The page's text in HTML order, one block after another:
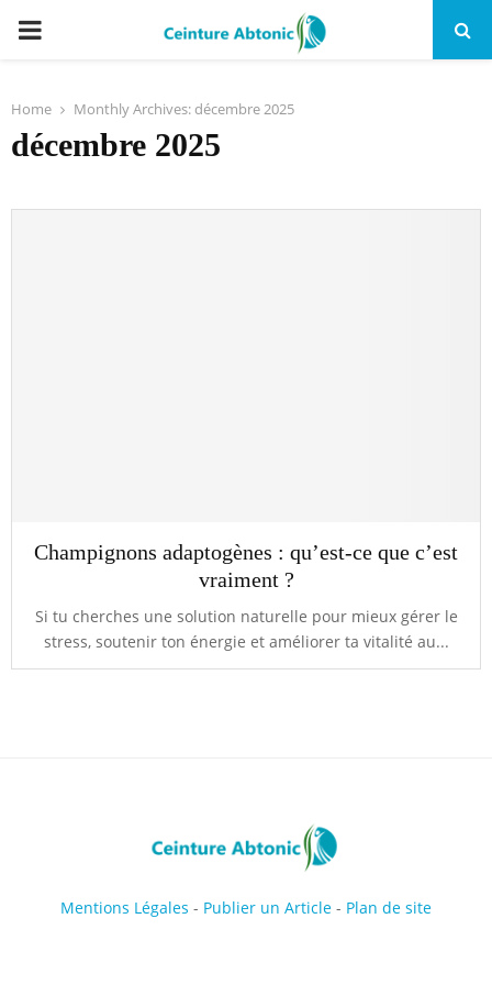
PRIMARY
Home Monthly Archives: décembre 2025
décembre 2025
Champignons adaptogènes : qu’est-ce que c’est
vraiment ?
Si tu cherches une solution naturelle pour mieux gérer le
stress, soutenir ton énergie et améliorer ta vitalité au...
Mentions Légales - Publier un Article - Plan de site